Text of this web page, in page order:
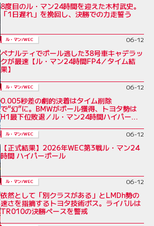
8度目のル・マン24時間を迎えた木村武史。
「1日遅れ」を挽回し、決勝での力走誓う
ル・マン/WEC 06-12
ペナルティでポール逃した38号車キャデラッ
クが最速【ル・マン24時間FP4／タイム結
果】
ル・マン/WEC 06-12
0.005秒差の劇的決着はタイム削除
で“幻”に。BMWがポール獲得、トヨタ勢は
H1最下位敗退／ル・マン24時間ハイパー
ル・マン/WEC 06-12
【正式結果】2026年WEC第3戦ル・マン24
時間 ハイパーポール
ル・マン/WEC 06-12
依然として「別クラスがある」とLMDh勢の
速さを指摘するトヨタ技術ボス。ライバルは
TR010の決勝ペースを警戒